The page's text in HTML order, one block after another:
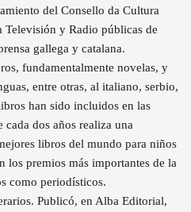
del Consello da Cultura
y Radio públicas de
gallega y catalana.
fundamentalmente novelas, y
entre otras, al italiano, serbio,
han sido incluidos en las
dos años realiza una
libros del mundo para niños
los premios más importantes de la
como periodísticos.
Publicó, en Alba Editorial,